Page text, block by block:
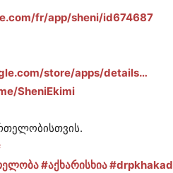
fr/app/sheni/id674687
store/apps/details…
SheniEkimi
#აქხარისხია